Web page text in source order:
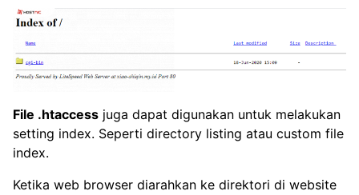
File .htaccess juga dapat digunakan untuk melakukan
setting index. Seperti directory listing atau custom file
index.
Ketika web browser diarahkan ke direktori di website